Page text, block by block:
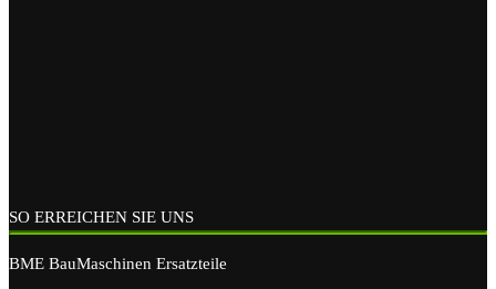
SO ERREICHEN SIE UNS
BME BauMaschinen Ersatzteile